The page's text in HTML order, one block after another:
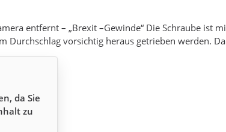
entfernt – „Brexit –Gewinde“ Die Schraube ist
Durchschlag vorsichtig heraus getrieben werden.
da Sie
zu